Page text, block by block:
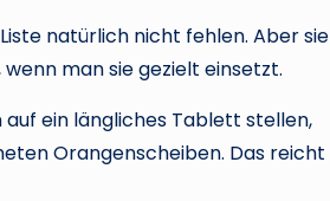
natürlich nicht fehlen. Aber sie
man sie gezielt einsetzt.
ein längliches Tablett stellen,
Orangenscheiben. Das reicht